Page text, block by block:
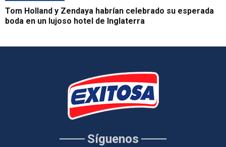
Tom Holland y Zendaya habrían celebrado su esperada
boda en un lujoso hotel de Inglaterra
Síguenos